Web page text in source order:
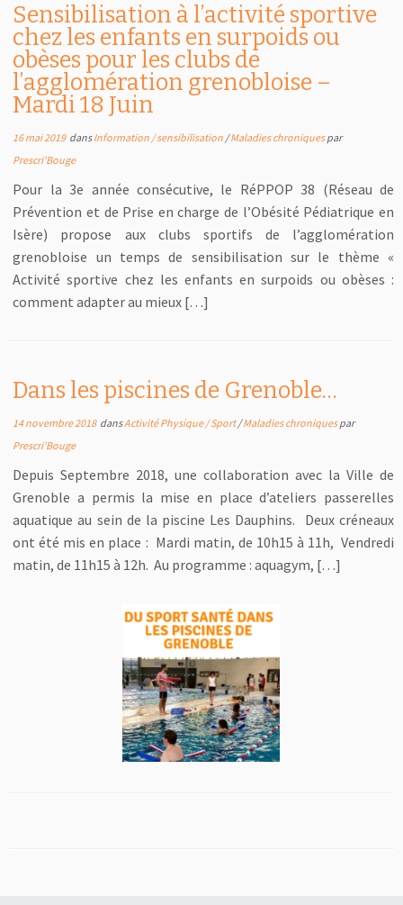
Sensibilisation à l’activité sportive
chez les enfants en surpoids ou
obèses pour les clubs de
l’agglomération grenobloise –
Mardi 18 Juin
16 mai 2019dansInformation / sensibilisation /Maladies chroniquespar
Prescri'Bouge
Pour la 3e année consécutive, le RéPPOP 38 (Réseau de
Prévention et de Prise en charge de l’Obésité Pédiatrique en
Isère) propose aux clubs sportifs de l’agglomération
grenobloise un temps de sensibilisation sur le thème «
Activité sportive chez les enfants en surpoids ou obèses :
comment adapter au mieux […]
Dans les piscines de Grenoble…
14 novembre 2018dansActivité Physique / Sport/Maladies chroniquespar
Prescri'Bouge
Depuis Septembre 2018, une collaboration avec la Ville de
Grenoble a permis la mise en place d’ateliers passerelles
aquatique au sein de la piscine Les Dauphins. Deux créneaux
ont été mis en place : Mardi matin, de 10h15 à 11h, Vendredi
matin, de 11h15 à 12h. Au programme : aquagym, […]